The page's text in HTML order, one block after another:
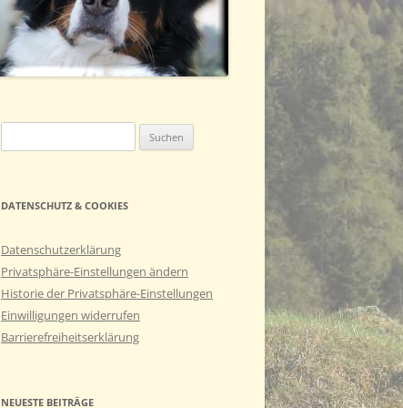
ASCO (BASTI GENANNT)
nach:
DATENSCHUTZ & COOKIES
Datenschutzerklärung
Privatsphäre-Einstellungen ändern
Historie der Privatsphäre-Einstellungen
Einwilligungen widerrufen
Barrierefreiheitserklärung
NEUESTE BEITRÄGE